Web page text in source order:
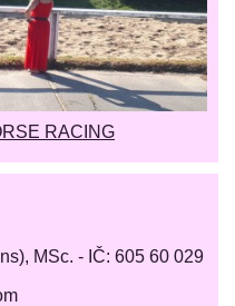
RACING
MSc. - IČ: 605 60 029